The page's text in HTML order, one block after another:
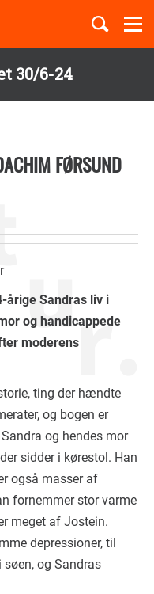
30/6-24
FØRSUND
Sandras liv i
og handicappede
moderens
ting der hændte
og bogen er
og hendes mor
sidder i kørestol. Han
også masser af
fornemmer stor varme
meget af Jostein.
depressioner, til
og Sandras